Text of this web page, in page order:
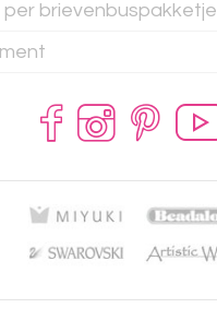
per brievenbuspakketje